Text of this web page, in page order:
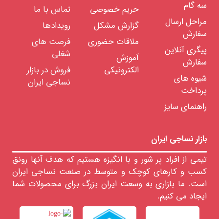
معدنی
انواع
پارچه
های
سیستم
پنبه
ای
انواع
پارچه
های
پشمی
پارچه
پشمی
انواع
پارچه
نیمه
فاستونی
انواع
پارچه
فاستونی
انواع
سه گام
مراحل ارسال
سفارش
پیگری آنلاین
سفارش
شیوه های
پرداخت
راهنمای سایز
حریم خصوصی
گزارش مشکل
ملاقات حضوری
آموزش
الکترونیکی
تماس با ما
رویدادها
فرصت های
شغلی
فروش در بازار
نساجی ایران
بازار نساجی ایران
تیمی از افراد پر شور و با انگیزه هستیم که هدف آنها رونق
کسب و کارهای کوچک و متوسط در صنعت نساجی ایران
است. ما بازاری به وسعت ایران بزرگ برای محصولات شما
ایجاد می کنیم.